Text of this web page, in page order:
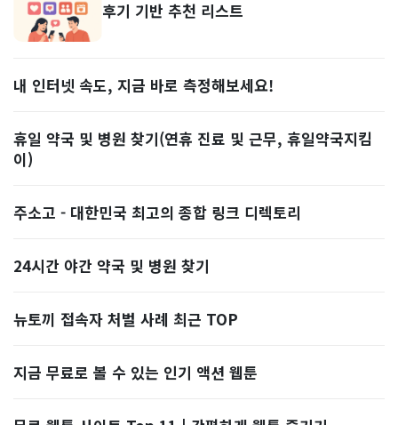
후기 기반 추천 리스트
내 인터넷 속도, 지금 바로 측정해보세요!
휴일 약국 및 병원 찾기(연휴 진료 및 근무, 휴일약국지킴
이)
주소고 - 대한민국 최고의 종합 링크 디렉토리
24시간 야간 약국 및 병원 찾기
뉴토끼 접속자 처벌 사례 최근 TOP
지금 무료로 볼 수 있는 인기 액션 웹툰